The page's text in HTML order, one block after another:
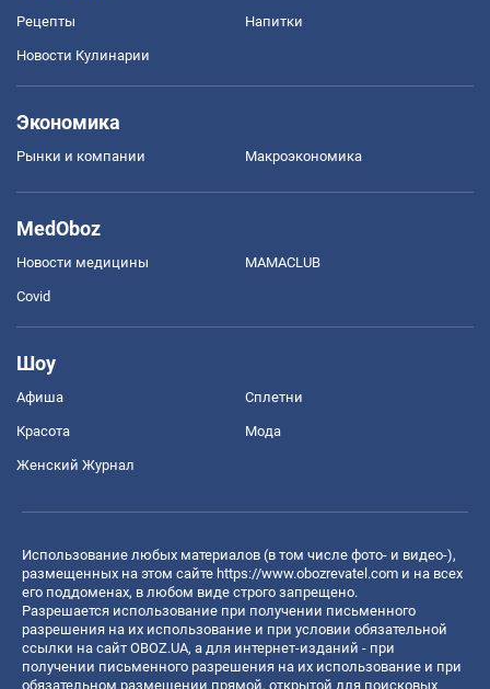
Рецепты Напитки
Новости Кулинарии
Экономика
Рынки и компании Mакроэкономика
MedOboz
Новости медицины MAMACLUB
Covid
Шоу
Афиша Сплетни
Красота Мода
Женский Журнал
Использование любых материалов (в том числе фото- и видео-),
размещенных на этом сайте https://www.obozrevatel.com и на всех
его поддоменах, в любом виде строго запрещено.
Разрешается использование при получении письменного
разрешения на их использование и при условии обязательной
ссылки на сайт OBOZ.UA, а для интернет-изданий - при
получении письменного разрешения на их использование и при
обязательном размещении прямой, открытой для поисковых